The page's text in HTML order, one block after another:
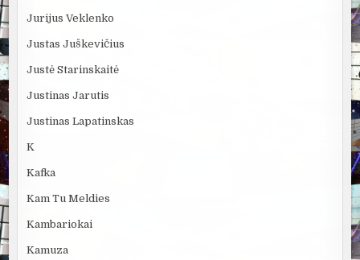
Jurijus Veklenko
Justas Juškevičius
Justė Starinskaitė
Justinas Jarutis
Justinas Lapatinskas
K
Kafka
Kam Tu Meldies
Kambariokai
Kamuza